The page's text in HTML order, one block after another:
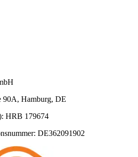
90A, Hamburg, DE
HRB 179674
DE362091902